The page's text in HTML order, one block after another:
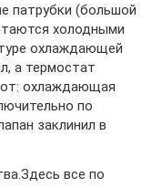
патрубки (большой
холодными
охлаждающей
а термостат
охлаждающая
по
заклинил в
все по